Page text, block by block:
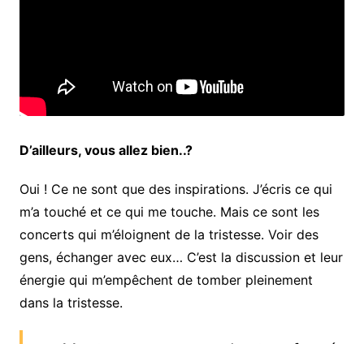
D’ailleurs, vous allez bien..?
Oui ! Ce ne sont que des inspirations. J’écris ce qui
m’a touché et ce qui me touche. Mais ce sont les
concerts qui m’éloignent de la tristesse. Voir des
gens, échanger avec eux… C’est la discussion et leur
énergie qui m’empêchent de tomber pleinement
dans la tristesse.